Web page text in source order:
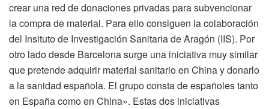
crear una red de donaciones privadas para subvencionar
la compra de material. Para ello consiguen la colaboración
del Insituto de Investigación Sanitaria de Aragón (IIS). Por
otro lado desde Barcelona surge una iniciativa muy similar
que pretende adquirir material sanitario en China y donarlo
a la sanidad española. El grupo consta de españoles tanto
en España como en China». Estas dos iniciativas